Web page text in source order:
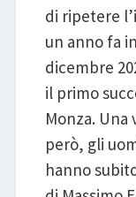
di ripetere
un anno fa
dicembre
il primo
Monza.
però, gli
hanno